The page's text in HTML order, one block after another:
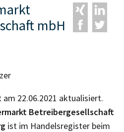
mbH
22.06.2021 aktualisiert.
Betreibergesellschaft
ist im Handelsregister beim